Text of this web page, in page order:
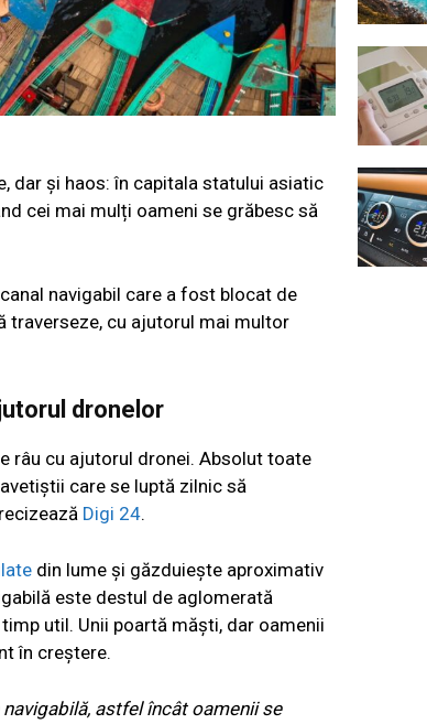
dar și haos: în capitala statului asiatic
cei mai mulți oameni se grăbesc să
navigabil care a fost blocat de
traverseze, cu ajutorul mai multor
dronelor
râu cu ajutorul dronei. Absolut toate
care se luptă zilnic să
Digi 24.
din lume și găzduiește aproximativ
este destul de aglomerată
util. Unii poartă măști, dar oamenii
în creștere.
astfel încât oamenii se